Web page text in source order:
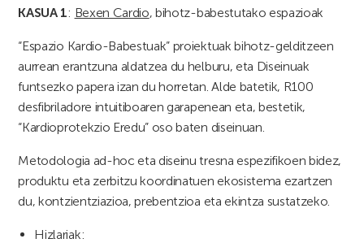
KASUA 1: Bexen Cardio, bihotz-babestutako espazioak
“Espazio Kardio-Babestuak” proiektuak bihotz-gelditzeen
aurrean erantzuna aldatzea du helburu, eta Diseinuak
funtsezko papera izan du horretan. Alde batetik, R100
desfibriladore intuitiboaren garapenean eta, bestetik,
“Kardioprotekzio Eredu” oso baten diseinuan.
Metodologia ad-hoc eta diseinu tresna espezifikoen bidez,
produktu eta zerbitzu koordinatuen ekosistema ezartzen
du, kontzientziazioa, prebentzioa eta ekintza sustatzeko.
Hizlariak: